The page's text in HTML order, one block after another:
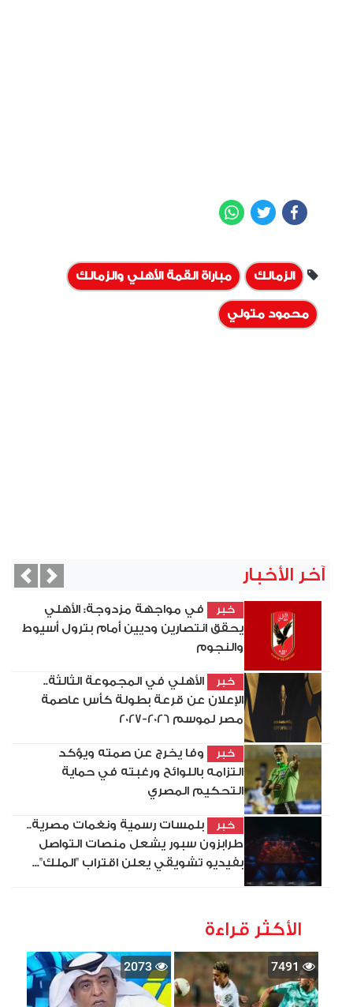
Facebook
Twitter
الزمالك مباراة القمة الأهلي والزمالك
محمود متولي
آخر الأخبار
خبر
في مواجهة مزدوجة: الأهلي
يحقق انتصارين وديين أمام بترول أسيوط
والنجوم
خبر
الأهلي في المجموعة الثالثة..
الإعلان عن قرعة بطولة كأس عاصمة
مصر لموسم 2026-2027
خبر
وفا يخرج عن صمته ويؤكد
التزامه باللوائح ورغبته في حماية
التحكيم المصري
خبر
بلمسات رسمية ونغمات مصرية..
طرابزون سبور يشعل منصات التواصل
بفيديو تشويقي يعلن اقتراب "الملك"...
Next
الأكثر قراءة
7491
2073